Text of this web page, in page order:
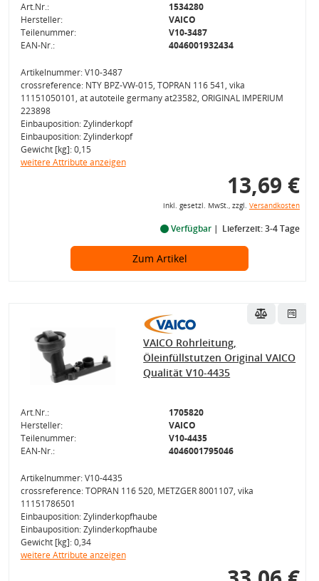
Art.Nr.:
1534280
Hersteller:
VAICO
Teilenummer:
V10-3487
EAN-Nr.:
4046001932434
Artikelnummer: V10-3487
crossreference: NTY BPZ-VW-015, TOPRAN 116 541, vika
11151050101, at autoteile germany at23582, ORIGINAL IMPERIUM
223898
Einbauposition: Zylinderkopf
Einbauposition: Zylinderkopf
Gewicht [kg]: 0,15
weitere Attribute anzeigen
13,69 €
inkl. gesetzl. MwSt., zzgl. Versandkosten
Verfügbar Lieferzeit: 3-4 Tage
Zum Artikel
VAICO Rohrleitung,
Öleinfüllstutzen Original VAICO
Qualität V10-4435
Art.Nr.:
1705820
Hersteller:
VAICO
Teilenummer:
V10-4435
EAN-Nr.:
4046001795046
Artikelnummer: V10-4435
crossreference: TOPRAN 116 520, METZGER 8001107, vika
11151786501
Einbauposition: Zylinderkopfhaube
Einbauposition: Zylinderkopfhaube
Gewicht [kg]: 0,34
weitere Attribute anzeigen